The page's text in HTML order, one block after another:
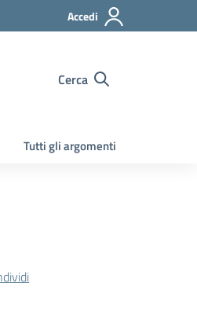
Accedi
Cerca
Tutti gli argomenti